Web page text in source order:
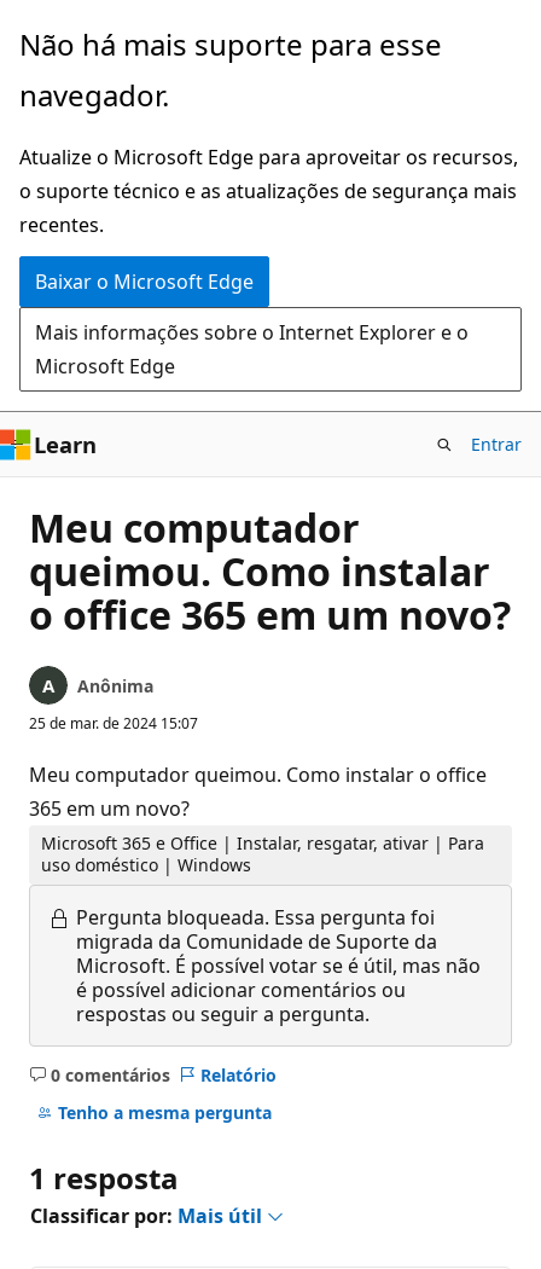
Pular
o
principal
Não há mais suporte para esse
navegador.
Atualize o Microsoft Edge para aproveitar os recursos,
o suporte técnico e as atualizações de segurança mais
recentes.
Baixar o Microsoft Edge
Mais informações sobre o Internet Explorer e o
Microsoft Edge
Learn Entrar
Meu computador
queimou. Como instalar
o office 365 em um novo?
Anônima
25 de mar. de 2024 15:07
Meu computador queimou. Como instalar o office
365 em um novo?
Microsoft 365 e Office | Instalar, resgatar, ativar | Para
uso doméstico | Windows
Pergunta bloqueada. Essa pergunta foi
migrada da Comunidade de Suporte da
Microsoft. É possível votar se é útil, mas não
é possível adicionar comentários ou
respostas ou seguir a pergunta.
0 comentários
Sem
comentários
Relatório
Tenho a mesma pergunta
1 resposta
Classificar por: Mais útil